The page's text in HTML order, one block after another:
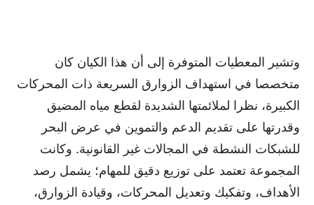
وتشير المعطيات المتوفرة إلى أن هذا الكيان كان
متخصصا في استهداف الزوارق السريعة ذات المحركات
الكبيرة، نظرا لملائمتها الشديدة لقطع مياه المضيق
وقدرتها على تقديم الدعم والتموين في عرض البحر
للشبكات النشطة في المجالات غير القانونية. وكانت
المجموعة تعتمد على توزيع دقيق للمهام؛ يشمل رصد
الأهداف، وتفكيك وتعديل المحركات، وقيادة الزوارق،